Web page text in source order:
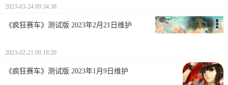
2023-03-24 09:34:38
《疯狂赛车》测试版 2023年2月21日维护
2023-02-21 09:18:20
《疯狂赛车》测试版 2023年1月9日维护